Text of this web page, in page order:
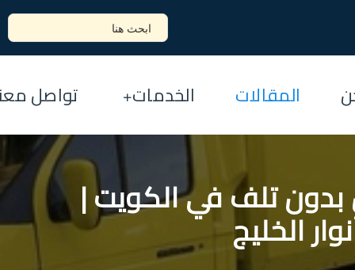
المقالات الخدمات تواصل
بدون تلف في الكويت |